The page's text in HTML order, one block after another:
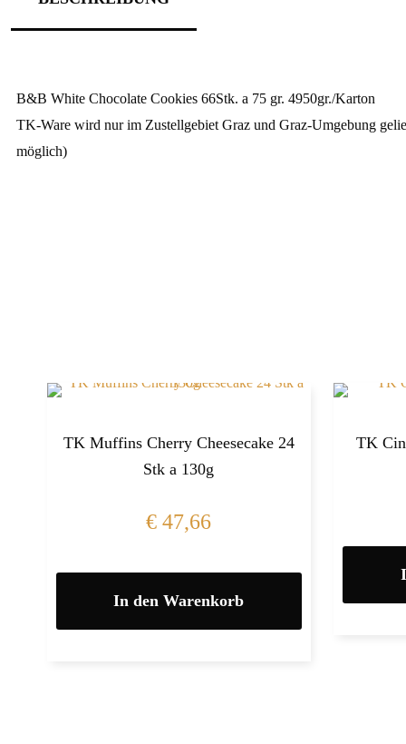
B&B White Chocolate Cookies 66Stk. a 75 gr. 4950gr./Karton
TK-Ware wird nur im Zustellgebiet Graz und Graz-Umgebung
möglich)
TK Muffins Cherry Cheesecake 24
Stk a 130g
€ 47,66
In den Warenkorb
TK